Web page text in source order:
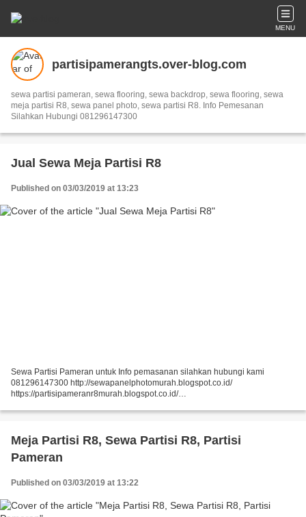
MENU
partisipamerangts.over-blog.com
sewa partisi pameran, sewa flooring, sewa backdrop, sewa flooring, sewa
meja partisi R8, sewa panel photo, sewa partisi R8. Info Pemesanan
Silahkan Hubungi 081296147300
Jual Sewa Meja Partisi R8
Published on 03/03/2019 at 13:23
Sewa Partisi Pameran untuk Info pemasanan silahkan hubungi kami
081296147300 http://sewapanelphotomurah.blogspot.co.id/
https://partisipameranr8murah.blogspot.co.id/
https://sewapartisir8murah.blogspot.co.id/...
Meja Partisi R8, Sewa Partisi R8, Partisi
Pameran
Published on 03/03/2019 at 13:22